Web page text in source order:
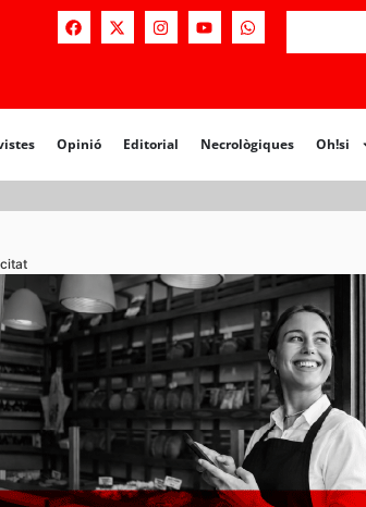
Opinió Editorial Necrològiques Oh!si
Opinió Editorial Necrològiques